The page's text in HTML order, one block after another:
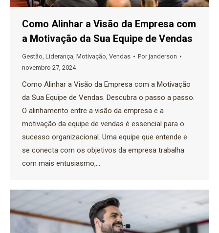
Como Alinhar a Visão da Empresa com
a Motivação da Sua Equipe de Vendas
Gestão, Liderança, Motivação, Vendas Porjanderson
novembro 27, 2024
Como Alinhar a Visão da Empresa com a Motivação
da Sua Equipe de Vendas. Descubra o passo a passo.
O alinhamento entre a visão da empresa e a
motivação da equipe de vendas é essencial para o
sucesso organizacional. Uma equipe que entende e
se conecta com os objetivos da empresa trabalha
com mais entusiasmo,…